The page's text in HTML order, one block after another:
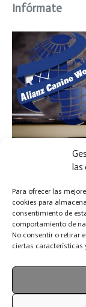
las
Para ofrecer las
cookies para
consentimiento de
comportamiento de
No consentir o retirar
ciertas características
Infórmate
244
Facilidades de
desempleados.